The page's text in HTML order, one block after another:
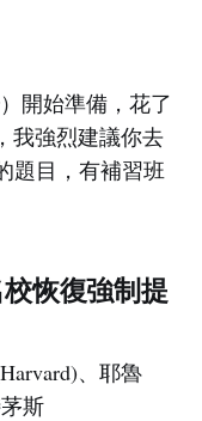
開始準備，花了
我強烈建議你去
題目，有補習班
恢復強制提
、耶魯
斯